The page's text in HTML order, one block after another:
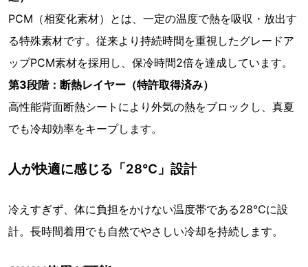
PCM（相変化素材）とは、一定の温度で熱を吸収・放出す
る特殊素材です。従来より持続時間を重視したグレードア
ップPCM素材を採用し、保冷時間2倍を達成しています。
第3段階：断熱レイヤー（特許取得済み）
高性能背面断熱シートにより外気の熱をブロックし、真夏
でも冷却効率をキープします。
人が快適に感じる「28℃」設計
冷えすぎず、体に負担をかけない温度帯である28℃に設
計。長時間着用でも自然でやさしい冷却を持続します。